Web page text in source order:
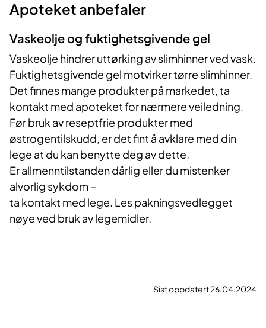
Apoteket anbefaler
Vaskeolje og fuktighetsgivende gel
Vaskeolje hindrer uttørking av slimhinner ved vask.
Fuktighetsgivende gel motvirker tørre slimhinner.
Det finnes mange produkter på markedet, ta
kontakt med apoteket for nærmere veiledning.
Før bruk av reseptfrie produkter med
østrogentilskudd, er det fint å avklare med din
lege at du kan benytte deg av dette.
Er allmenntilstanden dårlig eller du mistenker
alvorlig sykdom –
ta kontakt med lege. Les pakningsvedlegget
nøye ved bruk av legemidler.
Sist oppdatert 26.04.2024